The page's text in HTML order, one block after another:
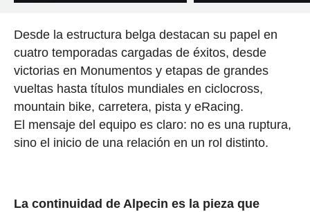
Desde la estructura belga destacan su papel en
cuatro temporadas cargadas de éxitos, desde
victorias en Monumentos y etapas de grandes
vueltas hasta títulos mundiales en ciclocross,
mountain bike, carretera, pista y eRacing.
El mensaje del equipo es claro: no es una ruptura,
sino el inicio de una relación en un rol distinto.
La continuidad de Alpecin es la pieza que